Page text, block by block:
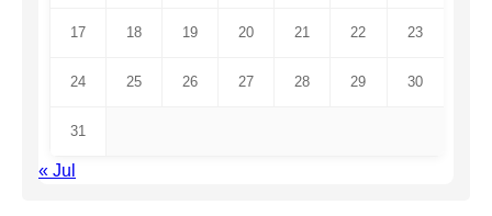
17 18 19 20 21 22 23
24 25 26 27 28 29 30
31
« Jul